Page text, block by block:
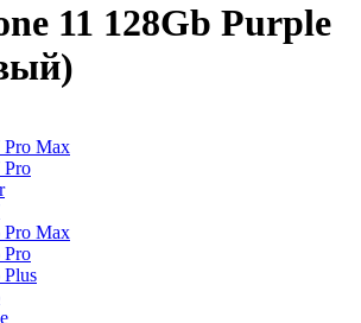
11 128Gb Purple
Pro Max
Pro
Pro Max
Pro
Plus